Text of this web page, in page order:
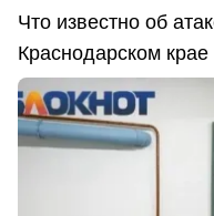
Что известно об
Краснодарском крае